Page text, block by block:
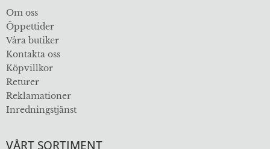
Om oss
Öppettider
Våra butiker
Kontakta oss
Köpvillkor
Returer
Reklamationer
Inredningstjänst
VÅRT SORTIMENT